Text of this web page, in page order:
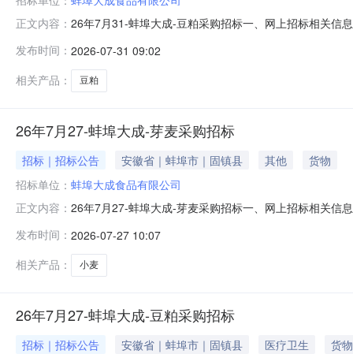
正文内容： 26年7月31-蚌埠大成-豆粕采购招标一、网上招标相关信
货时间2025年8月1日-8月25日2.招标时间：2025年7月
发布时间： 2026-07-31 09:02
相关产品：
豆粕
26年7月27-蚌埠大成-芽麦采购招标
招标｜招标公告 安徽省｜蚌埠市｜固镇县 其他
货物
招标单位： 蚌埠大成食品有限公司
正文内容： 26年7月27-蚌埠大成-芽麦采购招标一、网上招标相关信
市固镇县连城镇智慧饲料厂5.投标资格：大成集团合格
发布时间： 2026-07-27 10:07
相关产品：
小麦
26年7月27-蚌埠大成-豆粕采购招标
招标｜招标公告 安徽省｜蚌埠市｜固镇县 医疗卫生
货物